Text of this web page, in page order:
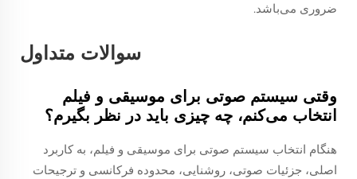
ضروری می‌باشد.
سوالات متداول
وقتی سیستم صوتی برای موسیقی و فیلم
انتخاب می‌کنم، چه چیزی باید در نظر بگیرم؟
هنگام انتخاب سیستم صوتی برای موسیقی و فیلم، به کاربرد
اصلی، جزئیات صوتی، روشنایی، محدوده فرکانسی و ترجیحات